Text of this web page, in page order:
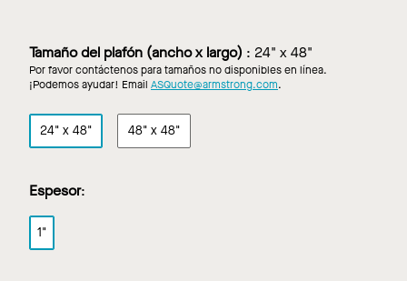
Grey
Grey
Tamaño del plafón (ancho x largo) : 24" x 48"
Por favor contáctenos para tamaños no disponibles en línea.
¡Podemos ayudar! Email ASQuote@armstrong.com.
24" x 48" 48" x 48"
Espesor:
1"